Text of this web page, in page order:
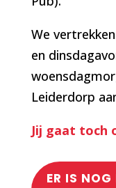
We
en
Leiderdorp
Jij gaat toch
ER IS